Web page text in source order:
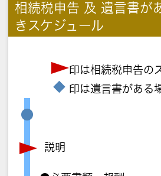
相続税申告 及 遺言書が
きスケジュール
印は相続税申告の
印は遺言書がある
説明